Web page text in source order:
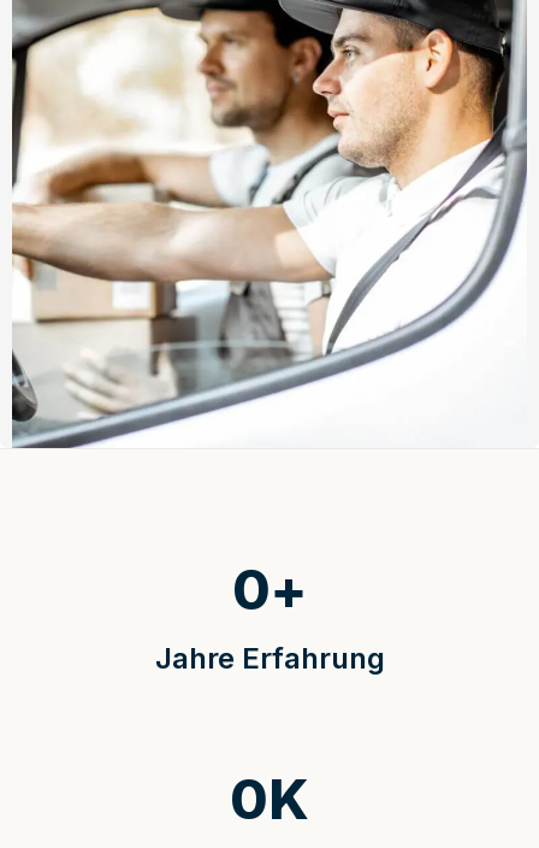
Jahre Erfahrung
0+
0K